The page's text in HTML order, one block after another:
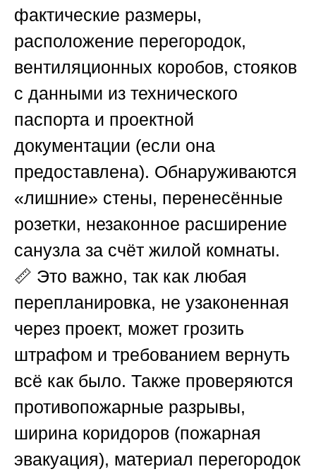
фактические размеры,
расположение перегородок,
вентиляционных коробов, стояков
с данными из технического
паспорта и проектной
документации (если она
предоставлена). Обнаруживаются
«лишние» стены, перенесённые
розетки, незаконное расширение
санузла за счёт жилой комнаты.
📏 Это важно, так как любая
перепланировка, не узаконенная
через проект, может грозить
штрафом и требованием вернуть
всё как было. Также проверяются
противопожарные разрывы,
ширина коридоров (пожарная
эвакуация), материал перегородок